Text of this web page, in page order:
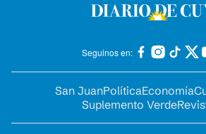
Seguinos en:
San JuanPolíticaEconomía
Suplemento Verde